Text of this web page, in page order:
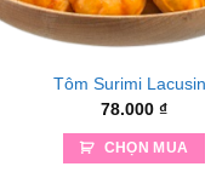
Tôm Surimi
78.000₫
CHỌN MUA